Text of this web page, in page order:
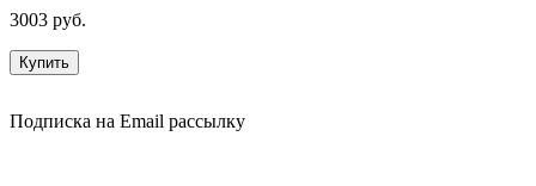
3003 руб.
Купить
Подписка на Email рассылку